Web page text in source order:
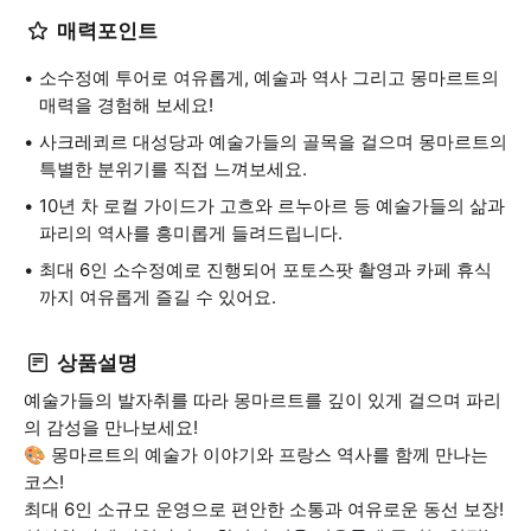
매력포인트
소수정예 투어로 여유롭게, 예술과 역사 그리고 몽마르트의
매력을 경험해 보세요!
사크레쾨르 대성당과 예술가들의 골목을 걸으며 몽마르트의
특별한 분위기를 직접 느껴보세요.
10년 차 로컬 가이드가 고흐와 르누아르 등 예술가들의 삶과
파리의 역사를 흥미롭게 들려드립니다.
최대 6인 소수정예로 진행되어 포토스팟 촬영과 카페 휴식
까지 여유롭게 즐길 수 있어요.
상품설명
예술가들의 발자취를 따라 몽마르트를 깊이 있게 걸으며 파리
의 감성을 만나보세요!
🎨 몽마르트의 예술가 이야기와 프랑스 역사를 함께 만나는
코스!
최대 6인 소규모 운영으로 편안한 소통과 여유로운 동선 보장!